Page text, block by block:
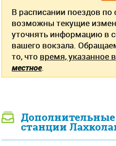
В расписании поездов
возможны текущие
уточнять информацию в
вашего вокзала.
то, что время, указанное
местное.
станции